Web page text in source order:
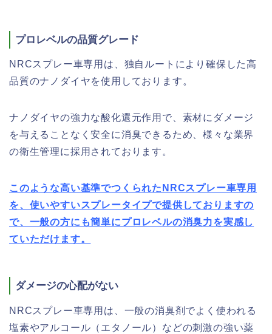
プロレベルの品質グレード
NRCスプレー車専用は、独自ルートにより確保した高
品質のナノダイヤを使用しております。
ナノダイヤの強力な酸化還元作用で、素材にダメージ
を与えることなく安全に消臭できるため、様々な業界
の衛生管理に採用されております。
このような高い基準でつくられたNRCスプレー車専用
を、使いやすいスプレータイプで提供しておりますの
で、一般の方にも簡単にプロレベルの消臭力を実感し
ていただけます。
ダメージの心配がない
NRCスプレー車専用は、一般の消臭剤でよく使われる
塩素やアルコール（エタノール）などの刺激の強い薬